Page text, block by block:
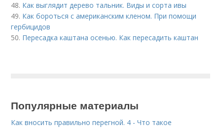
48. Как выглядит дерево тальник. Виды и сорта ивы
49. Как бороться с американским кленом. При помощи
гербицидов
50. Пересадка каштана осенью. Как пересадить каштан
Популярные материалы
Как вносить правильно перегной. 4 - Что такое